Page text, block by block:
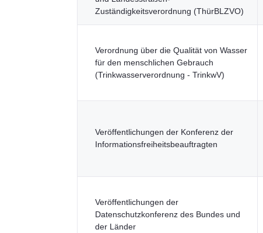
Zuständigkeitsverordnung (ThürBLZVO)
Verordnung über die Qualität von Wasser
für den menschlichen Gebrauch
(Trinkwasserverordnung - TrinkwV)
Veröffentlichungen der Konferenz der
Informationsfreiheitsbeauftragten
Veröffentlichungen der
Datenschutzkonferenz des Bundes und
der Länder